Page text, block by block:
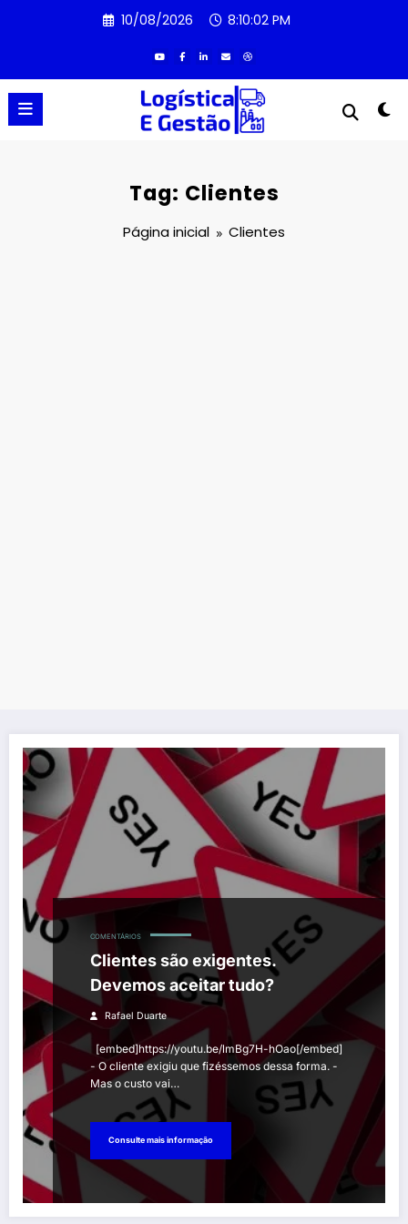
10/08/2026 8:10:02 PM
Tag: Clientes
Página inicial Clientes
COMENTÁRIOS
Clientes são exigentes.
Devemos aceitar tudo?
Rafael Duarte
[embed]https://youtu.be/lmBg7H-hOao[/embed]
- O cliente exigiu que fizéssemos dessa forma. -
Mas o custo vai…
Consulte mais informação